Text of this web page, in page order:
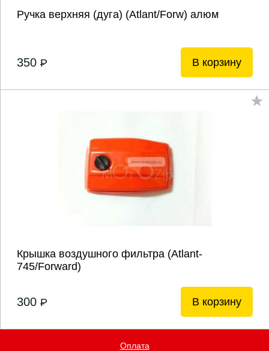
Ручка верхняя (дуга) (Atlant/Forw) алюм
350 P В корзину
Крышка воздушного фильтра (Atlant-
745/Forward)
300 P В корзину
Оплата